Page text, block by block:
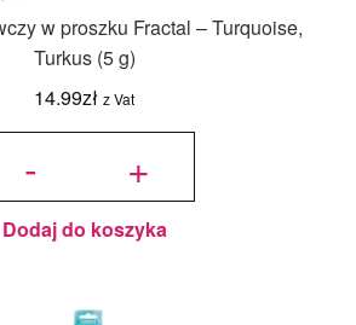
w proszku Fractal – Turquoise,
Turkus (5 g)
14.99zł z Vat
-
ilość
proszku
Fractal -
(5
g)
+
Dodaj do koszyka